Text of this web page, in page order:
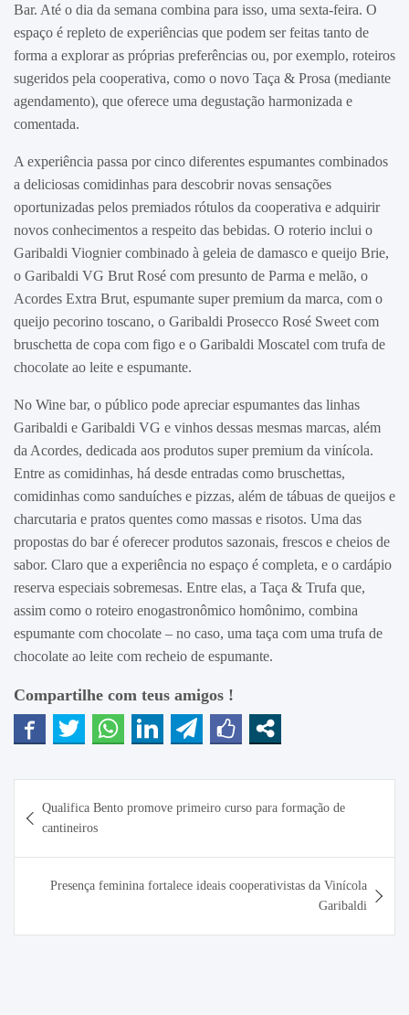
Bar. Até o dia da semana combina para isso, uma sexta-feira. O
espaço é repleto de experiências que podem ser feitas tanto de
forma a explorar as próprias preferências ou, por exemplo, roteiros
sugeridos pela cooperativa, como o novo Taça & Prosa (mediante
agendamento), que oferece uma degustação harmonizada e
comentada.
A experiência passa por cinco diferentes espumantes combinados
a deliciosas comidinhas para descobrir novas sensações
oportunizadas pelos premiados rótulos da cooperativa e adquirir
novos conhecimentos a respeito das bebidas. O roterio inclui o
Garibaldi Viognier combinado à geleia de damasco e queijo Brie,
o Garibaldi VG Brut Rosé com presunto de Parma e melão, o
Acordes Extra Brut, espumante super premium da marca, com o
queijo pecorino toscano, o Garibaldi Prosecco Rosé Sweet com
bruschetta de copa com figo e o Garibaldi Moscatel com trufa de
chocolate ao leite e espumante.
No Wine bar, o público pode apreciar espumantes das linhas
Garibaldi e Garibaldi VG e vinhos dessas mesmas marcas, além
da Acordes, dedicada aos produtos super premium da vinícola.
Entre as comidinhas, há desde entradas como bruschettas,
comidinhas como sanduíches e pizzas, além de tábuas de queijos e
charcutaria e pratos quentes como massas e risotos. Uma das
propostas do bar é oferecer produtos sazonais, frescos e cheios de
sabor. Claro que a experiência no espaço é completa, e o cardápio
reserva especiais sobremesas. Entre elas, a Taça & Trufa que,
assim como o roteiro enogastronômico homônimo, combina
espumante com chocolate – no caso, uma taça com uma trufa de
chocolate ao leite com recheio de espumante.
Compartilhe com teus amigos !
de
Post
Qualifica Bento promove primeiro curso para formação de
cantineiros
Presença feminina fortalece ideais cooperativistas da Vinícola
Garibaldi